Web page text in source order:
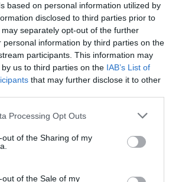
based on personal information utilized by
disclosed to third parties prior to
separately opt-out of the further
personal information by third parties on the
participants. This information may
us to third parties on the IAB’s List of
that may further disclose it to other
website/app uses one or more Google
visit or usage behaviour. You may click to
to Google and its third-party tags to
specified purposes in below Google
Processing Opt Outs
out of the Sharing of my
out of the Sale of my
KÖVETKEZŐ CIKK
DIY KÖTÖTT MIKULÁSSAPKA SZEDI
ÁLDOZATAIT